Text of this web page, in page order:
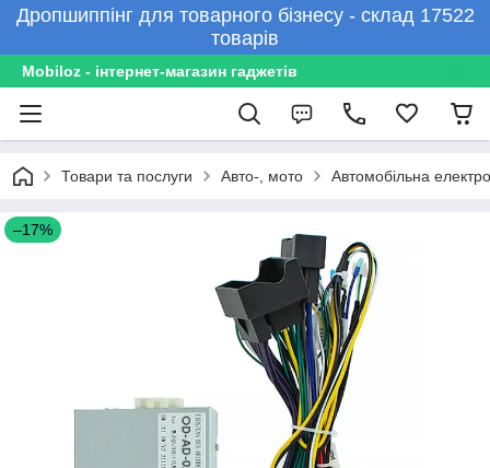
Дропшиппінг для товарного бізнесу - склад 17522
товарів
Mobiloz - інтернет-магазин гаджетів
Товари та послуги Авто-, мото Автомобільна
–17%